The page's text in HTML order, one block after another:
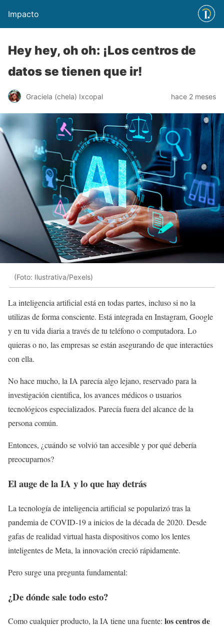
Impacto
Hey hey, oh oh: ¡Los centros de
datos se tienen que ir!
Graciela (chela) Ixcopal hace 2 meses
(Foto: Ilustrativa/Pexels)
La inteligencia artificial está en todas partes, incluso si no la
utilizas de forma consciente. Está integrada en Instagram, Google
y en tu vida diaria a través de tu teléfono o computadora. Lo
quieras o no, las empresas se están asegurando de que interactúes
con ella.
No hace mucho, la IA parecía algo lejano, reservado para la
investigación científica, los avances médicos o usuarios
tecnológicos especializados. Parecía fuera del alcance de la
persona común.
Entonces, ¿cuándo se volvió tan accesible y por qué debería
preocuparnos?
El auge de la IA y lo que hay detrás
La tecnología de inteligencia artificial se popularizó tras la
pandemia de COVID‑19 a inicios de la década de 2020. Desde
gafas de realidad virtual hasta dispositivos como los lentes
inteligentes de Meta, la innovación creció rápidamente.
Pero surge una pregunta fundamental:
¿De dónde sale todo esto?
Como cualquier producto, la IA tiene una fuente: los centros de